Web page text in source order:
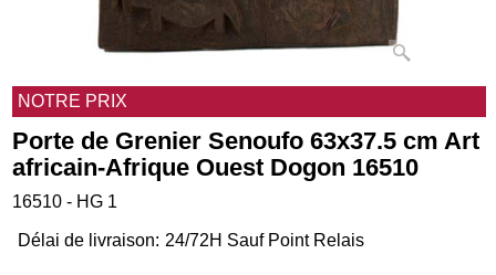
NOTRE PRIX
Porte de Grenier Senoufo 63x37.5 cm Art
africain-Afrique Ouest Dogon 16510
16510 - HG 1
Délai de livraison: 24/72H Sauf Point Relais